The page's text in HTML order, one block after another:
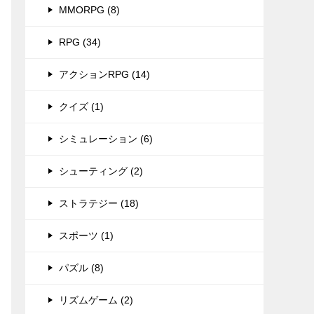
MMORPG (8)
RPG (34)
アクションRPG (14)
クイズ (1)
シミュレーション (6)
シューティング (2)
ストラテジー (18)
スポーツ (1)
パズル (8)
リズムゲーム (2)